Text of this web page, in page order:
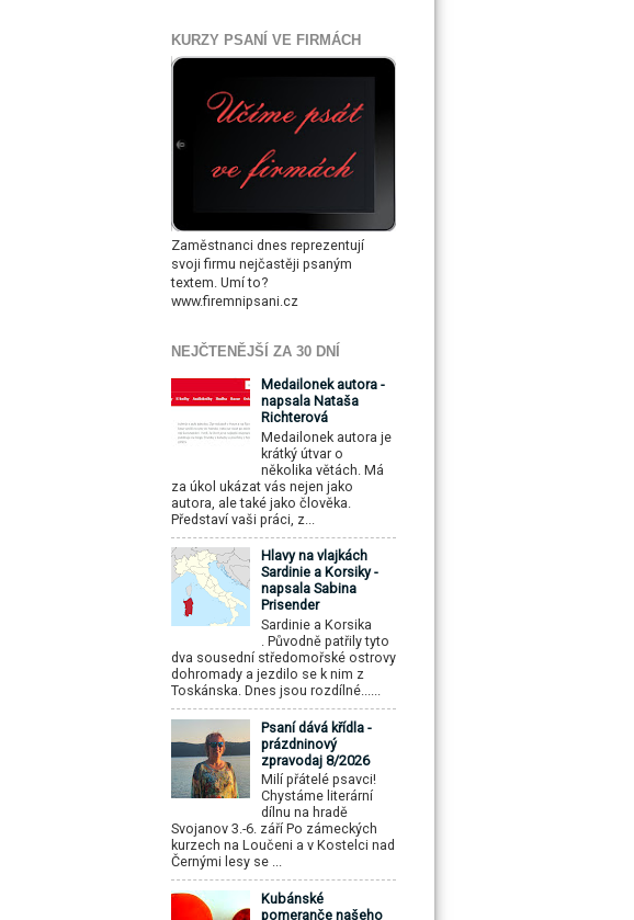
KURZY PSANÍ VE FIRMÁCH
Zaměstnanci dnes reprezentují
svoji firmu nejčastěji psaným
textem. Umí to?
www.firemnipsani.cz
NEJČTENĚJŠÍ ZA 30 DNÍ
Medailonek autora -
napsala Nataša
Richterová
Medailonek autora je
krátký útvar o
několika větách. Má
za úkol ukázat vás nejen jako
autora, ale také jako člověka.
Představí vaši práci, z...
Hlavy na vlajkách
Sardinie a Korsiky -
napsala Sabina
Prisender
Sardinie a Korsika
. Původně patřily tyto
dva sousední středomořské ostrovy
dohromady a jezdilo se k nim z
Toskánska. Dnes jsou rozdílné......
Psaní dává křídla -
prázdninový
zpravodaj 8/2026
Milí přátelé psavci!
Chystáme literární
dílnu na hradě
Svojanov 3.-6. září Po zámeckých
kurzech na Loučeni a v Kostelci nad
Černými lesy se ...
Kubánské
pomeranče našeho